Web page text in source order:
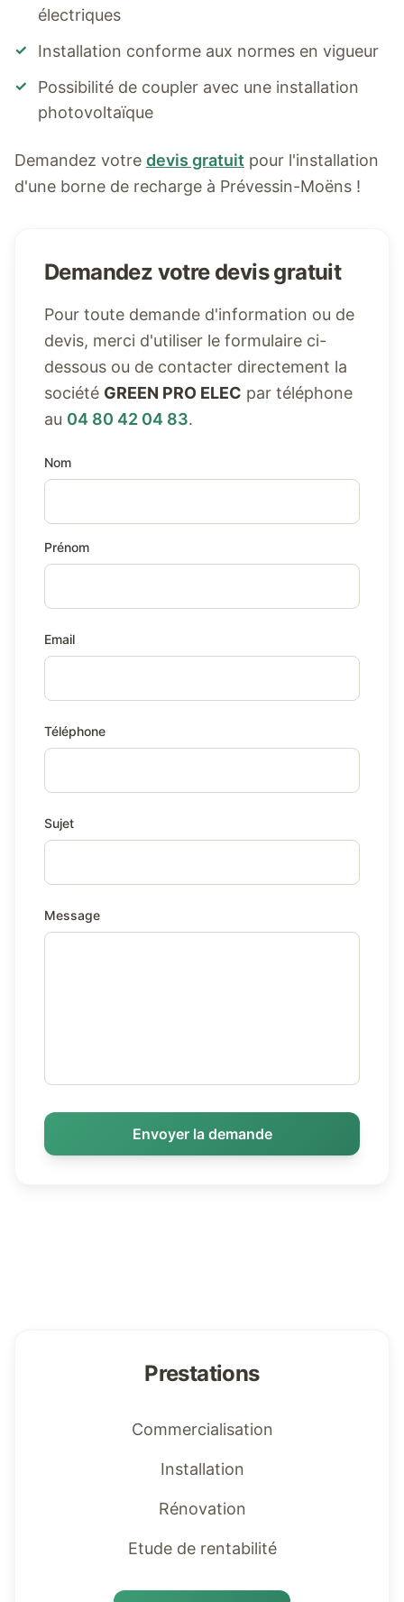
électriques
✓ Installation conforme aux normes en vigueur
✓
Possibilité de coupler avec une installation
photovoltaïque
Demandez votre devis gratuit pour l'installation
d'une borne de recharge à Prévessin-Moëns !
Demandez votre devis gratuit
Pour toute demande d'information ou de
devis, merci d'utiliser le formulaire ci-
dessous ou de contacter directement la
société GREEN PRO ELEC par téléphone
au 04 80 42 04 83.
Nom
Prénom
Email
Téléphone
Sujet
Message
Envoyer la demande
Prestations
Commercialisation
Installation
Rénovation
Etude de rentabilité